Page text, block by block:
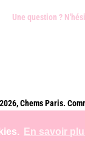
En savoir
Une question ?
Chems Paris.